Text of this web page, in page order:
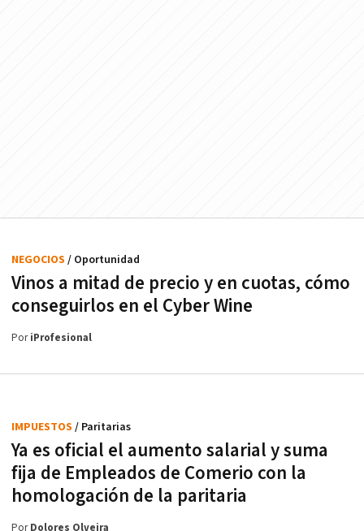
Vinos a mitad de precio y en cuotas, cómo
conseguirlos en el Cyber Wine
NEGOCIOS / Oportunidad
PoriProfesional
Ya es oficial el aumento salarial y suma
fija de Empleados de Comerio con la
homologación de la paritaria
IMPUESTOS / Paritarias
PorDolores Olveira